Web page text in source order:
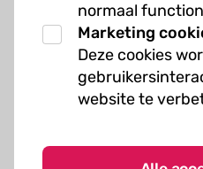
normaal
Marketing
Deze cookies
website te
Organisatie
Werken bij Kielzog
Veelgestelde vragen